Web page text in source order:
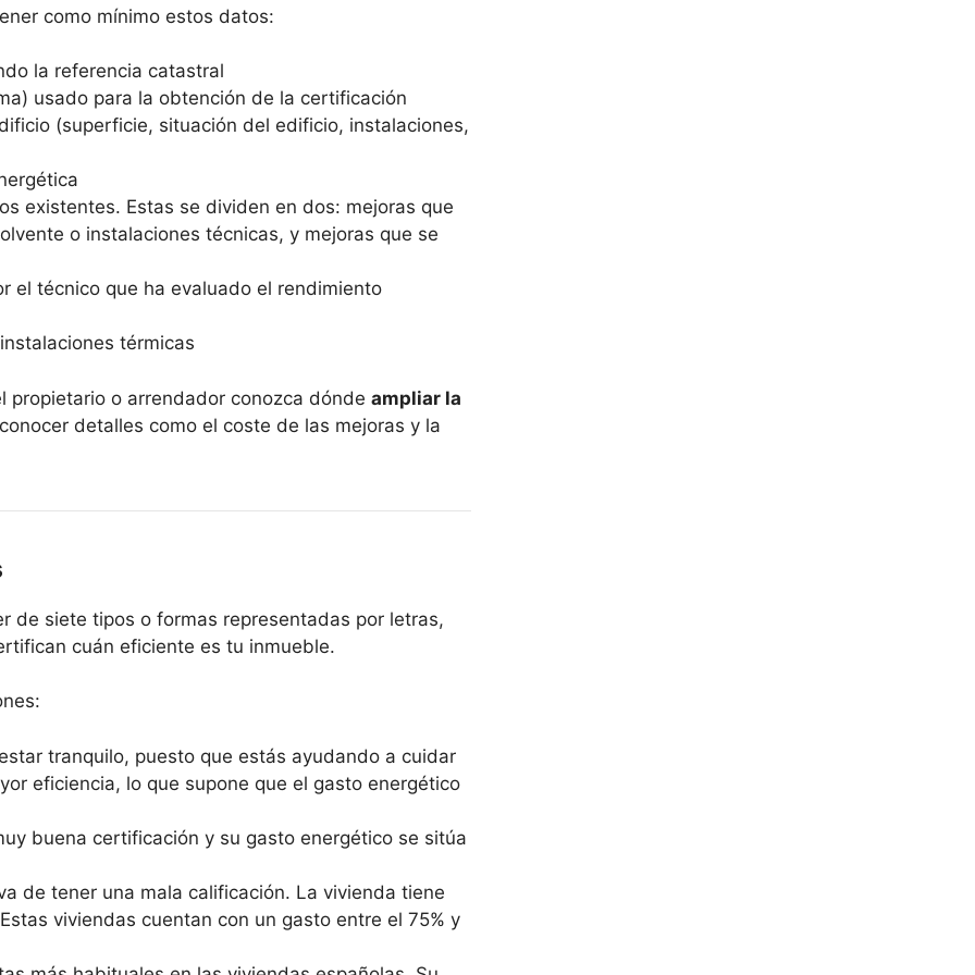
como mínimo estos datos:
la referencia catastral
usado para la obtención de la certificación
(superficie, situación del edificio, instalaciones,
existentes. Estas se dividen en dos: mejoras que
o instalaciones técnicas, y mejoras que se
el técnico que ha evaluado el rendimiento
térmicas
propietario o arrendador conozca dónde ampliar la
detalles como el coste de las mejoras y la
de siete tipos o formas representadas por letras,
cuán eficiente es tu inmueble.
tranquilo, puesto que estás ayudando a cuidar
eficiencia, lo que supone que el gasto energético
buena certificación y su gasto energético se sitúa
de tener una mala calificación. La vivienda tiene
viviendas cuentan con un gasto entre el 75% y